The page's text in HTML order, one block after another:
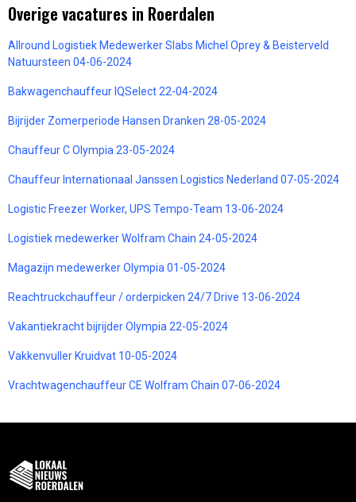
Overige vacatures in Roerdalen
Allround Logistiek Medewerker Slabs Michel Oprey & Beisterveld
Natuursteen 04-06-2024
Bakwagenchauffeur IQSelect 22-04-2024
Bijrijder Zomerperiode Hansen Dranken 28-05-2024
Chauffeur C Olympia 23-05-2024
Chauffeur Internationaal Janssen Logistics Nederland 07-05-2024
Logistic Freezer Worker, UPS Tempo-Team 13-06-2024
Logistiek medewerker Wolfram Chain 24-05-2024
Magazijn medewerker Olympia 01-05-2024
Reachtruckchauffeur / orderpicken 24/7 Drive 13-06-2024
Vakantiekracht bijrijder Olympia 22-05-2024
Vakkenvuller Kruidvat 10-05-2024
Vrachtwagenchauffeur CE Wolfram Chain 07-06-2024